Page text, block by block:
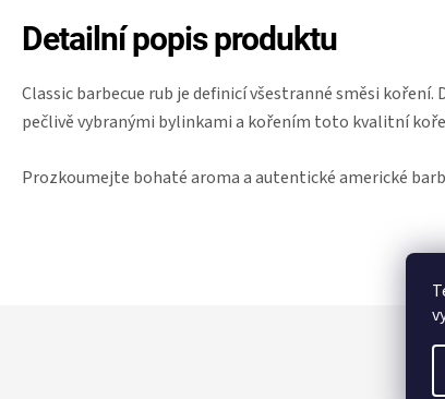
Detailní popis produktu
Classic barbecue rub je definicí všestranné směsi koření.
pečlivě vybranými bylinkami a kořením toto kvalitní
Prozkoumejte bohaté aroma a autentické americké